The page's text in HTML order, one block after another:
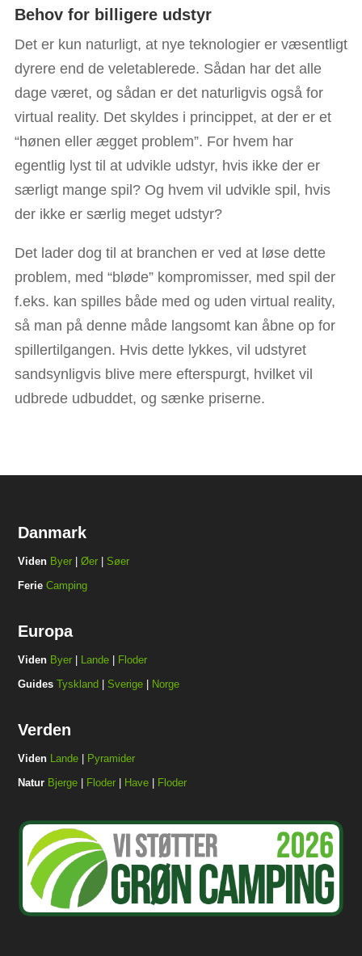
Behov for billigere udstyr
Det er kun naturligt, at nye teknologier er væsentligt
dyrere end de veletablerede. Sådan har det alle
dage været, og sådan er det naturligvis også for
virtual reality. Det skyldes i princippet, at der er et
“hønen eller ægget problem”. For hvem har
egentlig lyst til at udvikle udstyr, hvis ikke der er
særligt mange spil? Og hvem vil udvikle spil, hvis
der ikke er særlig meget udstyr?
Det lader dog til at branchen er ved at løse dette
problem, med “bløde” kompromisser, med spil der
f.eks. kan spilles både med og uden virtual reality,
så man på denne måde langsomt kan åbne op for
spillertilgangen. Hvis dette lykkes, vil udstyret
sandsynligvis blive mere efterspurgt, hvilket vil
udbrede udbuddet, og sænke priserne.
Danmark
Viden Byer |Øer |Søer
Ferie Camping
Europa
Viden Byer Lande
Floder
Guides Tyskland |Sverige Norge
Verden
Viden Lande
Pyramider
Natur Bjerge Floder Have Floder